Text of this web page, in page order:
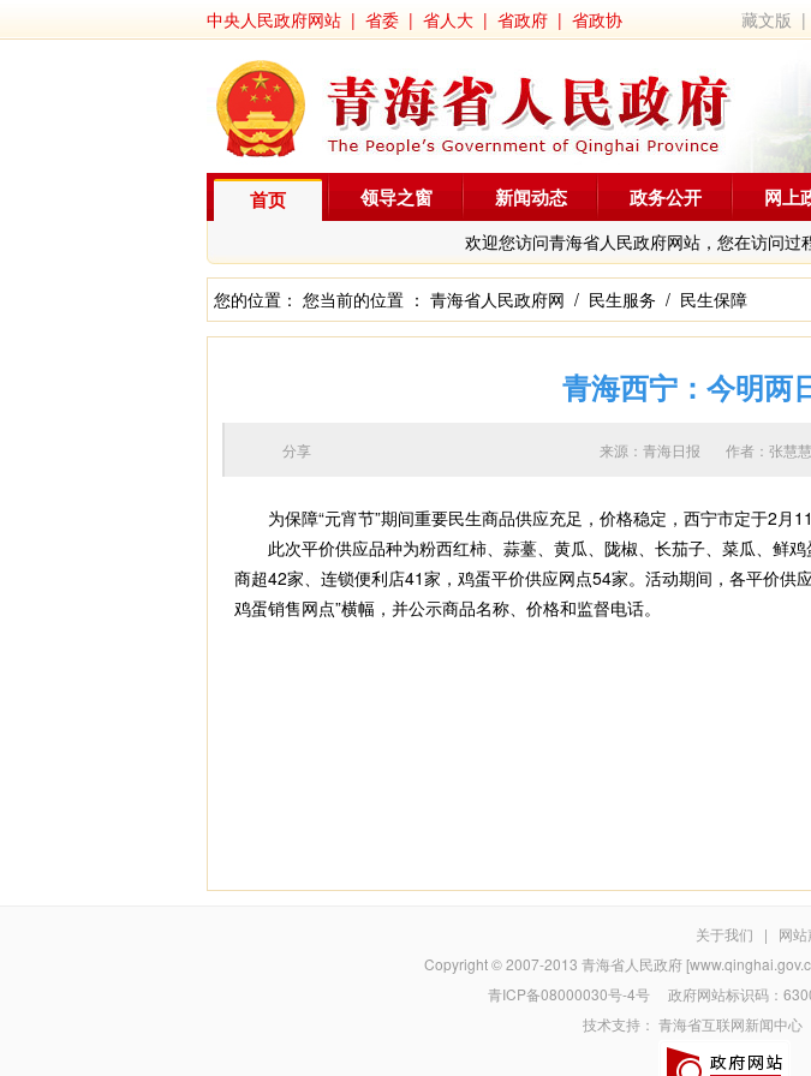
中央人民政府网站 | 省委 | 省人大 | 省政府 | 省政协 藏文版
首页
欢迎您访问青海省人民政府网站，您在访问过
领导之窗 新闻动态 政务公开 网上
您的位置： 您当前的位置 ： 青海省人民政府网 / 民生服务 / 民生保障
青海西宁：今明两
来源：青海日报 作者： 张慧慧
分享
为保障“元宵节”期间重要民生商品供应充足，价格稳定，西宁市定于2月
此次平价供应品种为粉西红柿、蒜薹、黄瓜、陇椒、长茄子、菜瓜、鲜
商超42家、连锁便利店41家，鸡蛋平价供应网点54家。活动期间，各平价供
鸡蛋销售网点”横幅，并公示商品名称、价格和监督电话。
关于我们 | 网站
Copyright © 2007-2013 青海省人民政府
青ICP备08000030号-4号政府网站标识码：
技术支持： 青海省互联网新闻中心